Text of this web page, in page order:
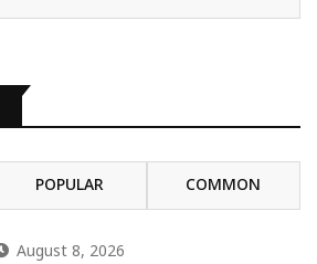
POPULAR COMMON
August 8, 2026